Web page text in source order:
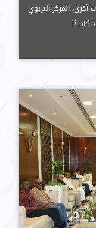
المركز التربوي